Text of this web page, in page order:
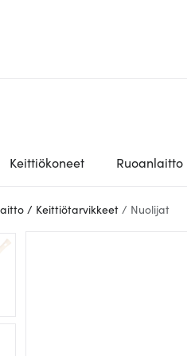
Keittiökoneet Ruoanlaitto
/ Keittiötarvikkeet / Nuolijat